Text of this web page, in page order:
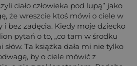
ciało człowieka pod lupą” jako
że wreszcie ktoś mówi o ciele w
i bez zadęcia. Kiedy moje dziecko
pytań o to, „co tam w środku
słów. Ta książka dała mi nie tylko
by o ciele mówić z